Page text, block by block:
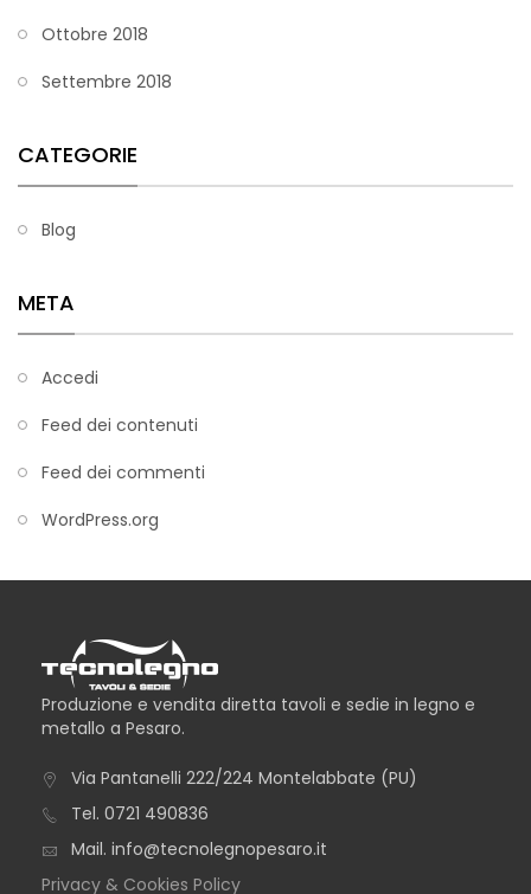
Ottobre 2018
Settembre 2018
CATEGORIE
Blog
META
Accedi
Feed dei contenuti
Feed dei commenti
WordPress.org
Produzione e vendita diretta tavoli e sedie in legno e
metallo a Pesaro.
Via Pantanelli 222/224 Montelabbate (PU)
Tel. 0721 490836
Mail. info@tecnolegnopesaro.it
Privacy & Cookies Policy